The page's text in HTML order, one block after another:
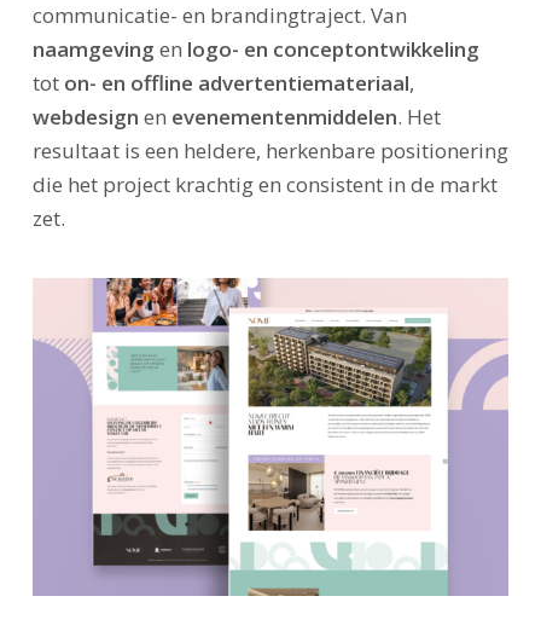
communicatie- en brandingtraject. Van
naamgeving en logo- en conceptontwikkeling
tot on- en offline advertentiemateriaal,
webdesign en evenementenmiddelen. Het
resultaat is een heldere, herkenbare positionering
die het project krachtig en consistent in de markt
zet.